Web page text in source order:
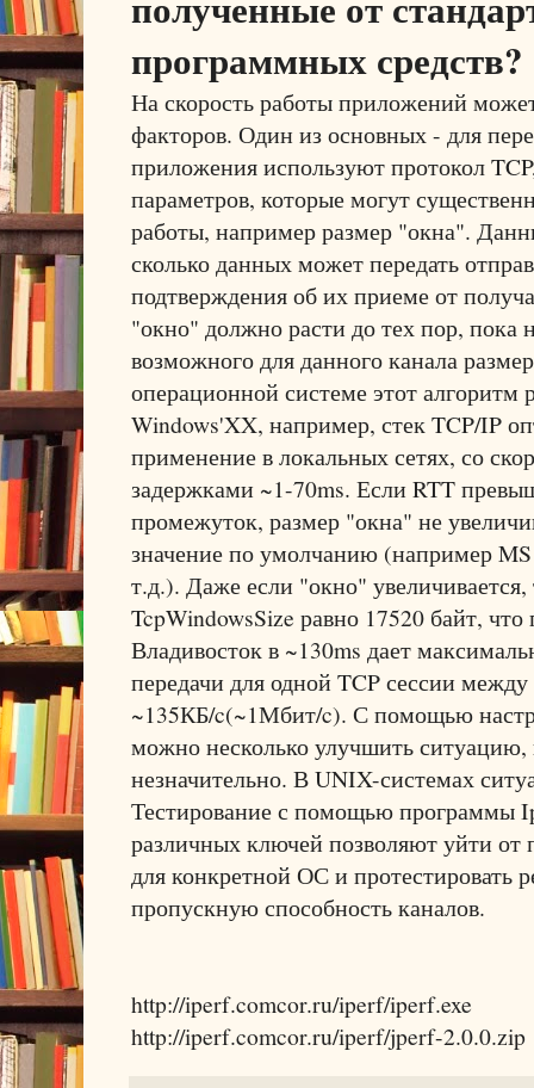
программных средств?
На скорость работы приложений
факторов. Один из основных - для
приложения используют протокол
параметров, которые могут
работы, например размер "окна".
сколько данных может передать
подтверждения об их приеме от
"окно" должно расти до тех пор, пока
возможного для данного канала
операционной системе этот алгоритм
Windows'XX, например, стек TCP/IP
применение в локальных сетях, со
задержками ~1-70ms. Если RTT
промежуток, размер "окна" не
значение по умолчанию (например
т.д.). Даже если "окно"
TcpWindowsSize равно 17520 байт,
Владивосток в ~130ms дает
передачи для одной TCP сессии
~135КБ/c(~1Мбит/c). С помощью
можно несколько улучшить
незначительно. В UNIX-системах
Тестирование с помощью программы
различных ключей позволяют уйти
для конкретной ОС и протестировать
пропускную способность каналов.
http://iperf.comcor.ru/iperf/iperf.exe
http://iperf.comcor.ru/iperf/jperf-2.0.0.zip